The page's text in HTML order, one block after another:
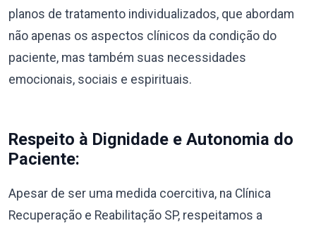
planos de tratamento individualizados, que abordam
não apenas os aspectos clínicos da condição do
paciente, mas também suas necessidades
emocionais, sociais e espirituais.
Respeito à Dignidade e Autonomia do
Paciente:
Apesar de ser uma medida coercitiva, na Clínica
Recuperação e Reabilitação SP, respeitamos a